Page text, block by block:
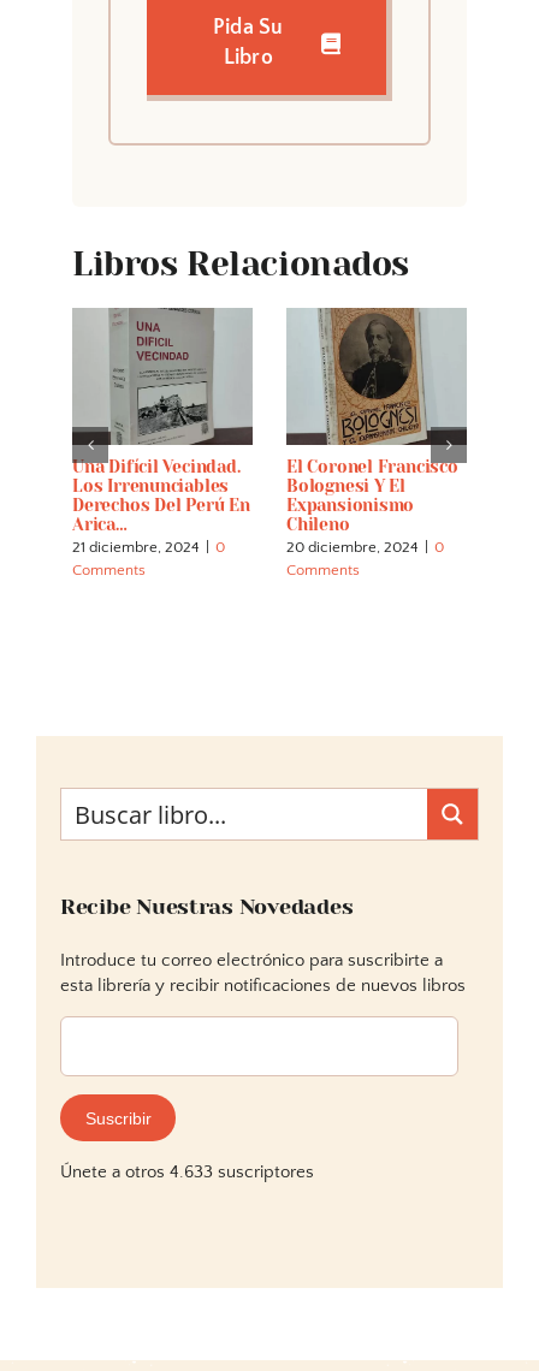
Pida Su
Libro
Libros Relacionados
Una Difícil Vecindad.
Los Irrenunciables
Derechos Del Perú En
Arica…
21 diciembre, 2024
0
Comments
El Coronel Francisco
Bolognesi Y El
Expansionismo
Chileno
20 diciembre, 2024
0
Comments
Recibe Nuestras Novedades
Introduce tu correo electrónico para suscribirte a
esta librería y recibir notificaciones de nuevos libros
Dirección
correo
electrónico:
Suscribir
Únete a otros 4.633 suscriptores